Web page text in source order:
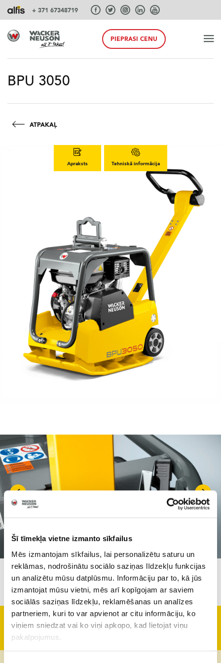
Šī tīmekļa vietne izmanto sīkfailus
Mēs izmantojam sīkfailus, lai personalizētu saturu un
reklāmas, nodrošinātu sociālo saziņas līdzekļu funkcijas
un analizētu mūsu datplūsmu. Informāciju par to, kā jūs
izmantojat mūsu vietni, mēs arī kopīgojam ar saviem
sociālās saziņas līdzekļu, reklamēšanas un analīzes
partneriem, kuri to var apvienot ar citu informāciju, ko
viņiem sniedzat vai ko viņi apkopo, kad lietojat viņu
pakalpojumus.
+ 371 67348719
PRODUKTI
SISTĒMAS
LIETOTĀ TEHNIKA
KARJERA
PAR MUMS
KONTAKTI
PIEPRASI CENU
BPU 3050
ATPAKAĻ
Apraksts Tehniskā informācija
Tehniskā informācija